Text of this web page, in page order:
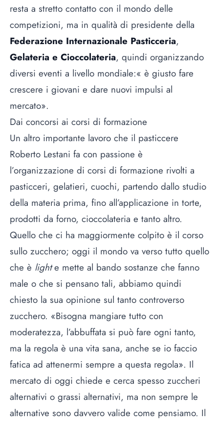
resta a stretto contatto con il mondo delle
competizioni, ma in qualità di presidente della
Federazione Internazionale Pasticceria,
Gelateria e Cioccolateria, quindi organizzando
diversi eventi a livello mondiale:« è giusto fare
crescere i giovani e dare nuovi impulsi al
mercato».
Dai concorsi ai corsi di formazione
Un altro importante lavoro che il pasticcere
Roberto Lestani fa con passione è
l’organizzazione di corsi di formazione rivolti a
pasticceri, gelatieri, cuochi, partendo dallo studio
della materia prima, fino all’applicazione in torte,
prodotti da forno, cioccolateria e tanto altro.
Quello che ci ha maggiormente colpito è il corso
sullo zucchero; oggi il mondo va verso tutto quello
che è lighte mette al bando sostanze che fanno
male o che si pensano tali, abbiamo quindi
chiesto la sua opinione sul tanto controverso
zucchero. «Bisogna mangiare tutto con
moderatezza, l’abbuffata si può fare ogni tanto,
ma la regola è una vita sana, anche se io faccio
fatica ad attenermi sempre a questa regola». Il
mercato di oggi chiede e cerca spesso zuccheri
alternativi o grassi alternativi, ma non sempre le
alternative sono davvero valide come pensiamo. Il